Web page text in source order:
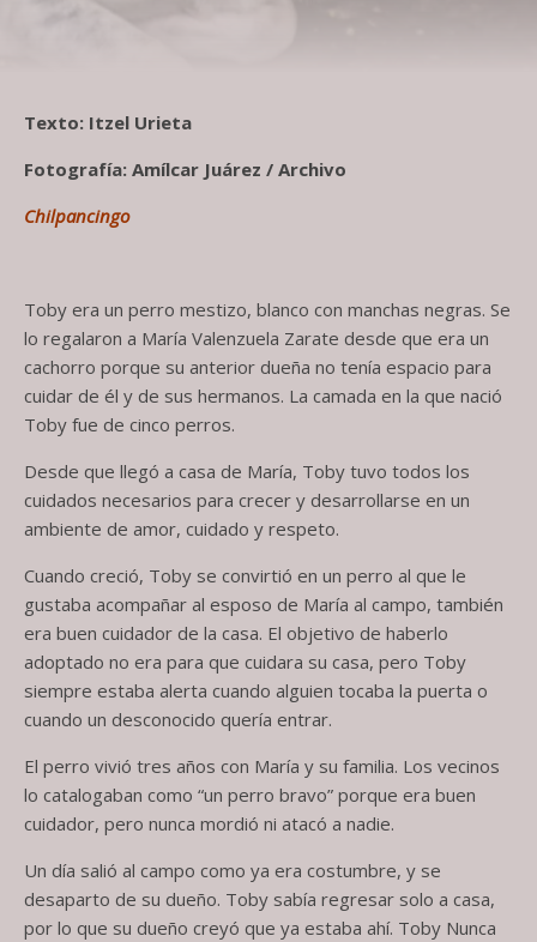
Texto: Itzel Urieta
Fotografía: Amílcar Juárez / Archivo
Chilpancingo
Toby era un perro mestizo, blanco con manchas negras. Se
lo regalaron a María Valenzuela Zarate desde que era un
cachorro porque su anterior dueña no tenía espacio para
cuidar de él y de sus hermanos. La camada en la que nació
Toby fue de cinco perros.
Desde que llegó a casa de María, Toby tuvo todos los
cuidados necesarios para crecer y desarrollarse en un
ambiente de amor, cuidado y respeto.
Cuando creció, Toby se convirtió en un perro al que le
gustaba acompañar al esposo de María al campo, también
era buen cuidador de la casa. El objetivo de haberlo
adoptado no era para que cuidara su casa, pero Toby
siempre estaba alerta cuando alguien tocaba la puerta o
cuando un desconocido quería entrar.
El perro vivió tres años con María y su familia. Los vecinos
lo catalogaban como “un perro bravo” porque era buen
cuidador, pero nunca mordió ni atacó a nadie.
Un día salió al campo como ya era costumbre, y se
desaparto de su dueño. Toby sabía regresar solo a casa,
por lo que su dueño creyó que ya estaba ahí. Toby Nunca